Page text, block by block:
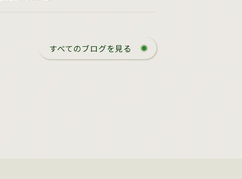
すべてのブログを見る